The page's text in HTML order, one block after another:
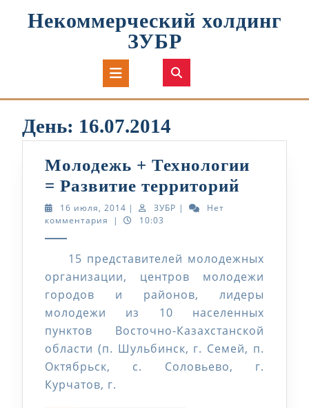
Некоммерческий холдинг
ЗУБР
Кнопка
Открыть
День: 16.07.2014
Молодежь + Технологии
= Развитие территорий
16 июля, 2014 16
июля,
| ЗУБР ЗУБР
|
Нет
комментария
| 10:03
15 представителей молодежных
организации, центров молодежи
городов и районов, лидеры
молодежи из 10 населенных
пунктов Восточно-Казахстанской
области (п. Шульбинск, г. Семей, п.
Октябрьск, с. Соловьево, г.
Курчатов, г.